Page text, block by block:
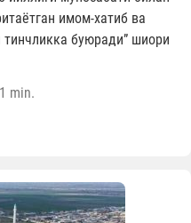
имом-хатиб ва
буюради” шиори
1 min.